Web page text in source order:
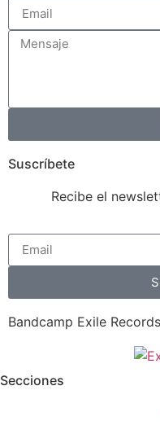
Suscríbete
Recibe el
Bandcamp Exile Records
Secciones